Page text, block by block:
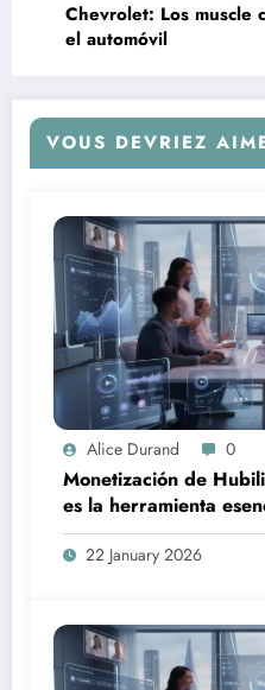
Chevrolet: Los muscle
el automóvil
VOUS DEVRIEZ
Alice Durand 0
Monetización de
es la herramienta
creadores
22 January 2026